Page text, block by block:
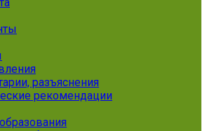
разъяснения
рекомендации